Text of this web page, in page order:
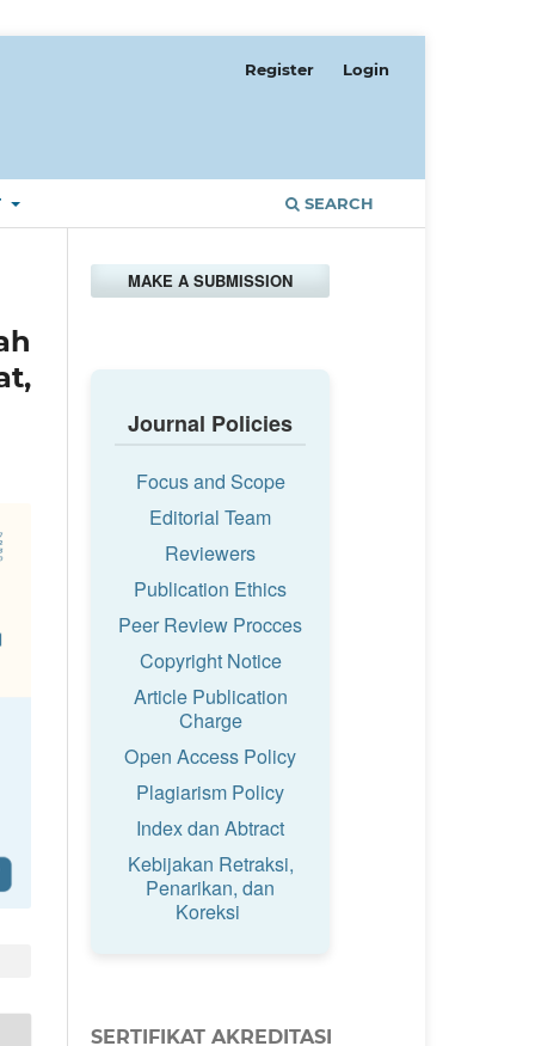
SEARCH
Register Login
MAKE A SUBMISSION
Journal Policies
Focus and Scope
Editorial Team
Reviewers
Publication Ethics
Peer Review Procces
Copyright Notice
Article Publication
Charge
Open Access Policy
Plagiarism Policy
Index dan Abtract
Kebijakan Retraksi,
Penarikan, dan
Koreksi
SERTIFIKAT AKREDITASI